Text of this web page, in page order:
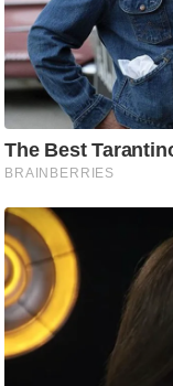
ब्यू
टी
/
फै
श
न
रे
लू
नु
स्खे
प